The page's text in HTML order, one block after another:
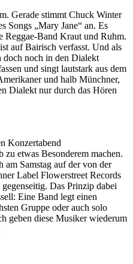
Gerade stimmt Chuck Winter
Songs „Mary Jane“ an. Es
Reggae-Band Kraut und Ruhm.
auf Bairisch verfasst. Und als
doch noch in den Dialekt
und singt lautstark aus dem
und halb Münchner,
Dialekt nur durch das Hören
Konzertabend
zu etwas Besonderem machen.
Samstag auf der von der
Label Flowerstreet Records
Das Prinzip dabei
Eine Band legt einen
Gruppe oder auch solo
geben diese Musiker wiederum